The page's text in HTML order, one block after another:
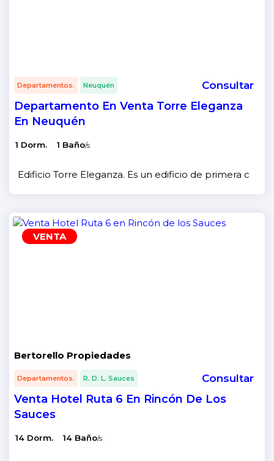
Departamentos. Neuquén Consultar
Departamento En Venta Torre Eleganza
En Neuquén
1 Dorm. 1 Baño/s
Edificio Torre Eleganza. Es un edificio de primera
VENTA
Bertorello Propiedades
Departamentos. R. D. L. Sauces Consultar
Venta Hotel Ruta 6 En Rincón De Los
Sauces
14 Dorm. 14 Baño/s